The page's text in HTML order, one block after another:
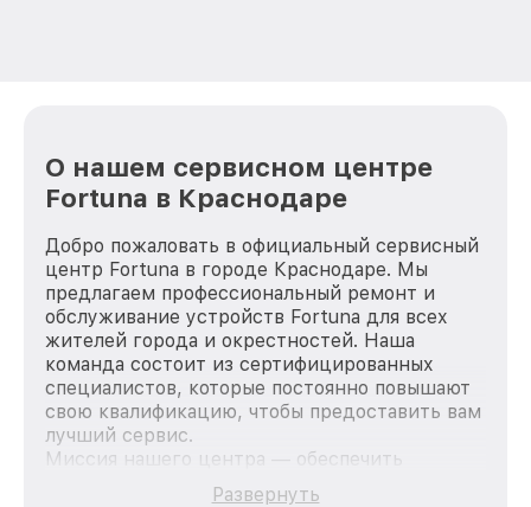
О нашем сервисном центре
Fortuna в Краснодаре
Добро пожаловать в официальный сервисный
центр Fortuna в городе Краснодаре. Мы
предлагаем профессиональный ремонт и
обслуживание устройств Fortuna для всех
жителей города и окрестностей. Наша
команда состоит из сертифицированных
специалистов, которые постоянно повышают
свою квалификацию, чтобы предоставить вам
лучший сервис.
Миссия нашего центра — обеспечить
качественный и доступный ремонт для
Развернуть